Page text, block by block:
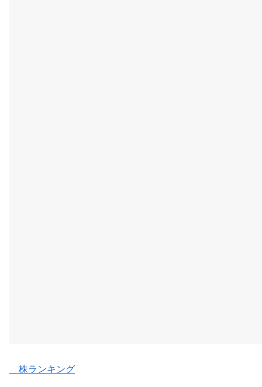
株ランキング